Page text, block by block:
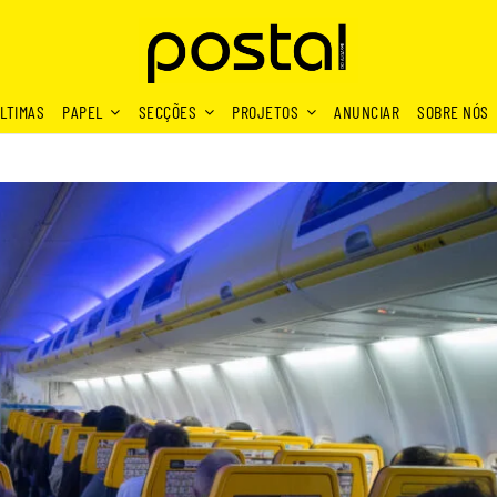
PAPEL SECÇÕES PROJETOS ANUNCIAR SOBRE NÓS